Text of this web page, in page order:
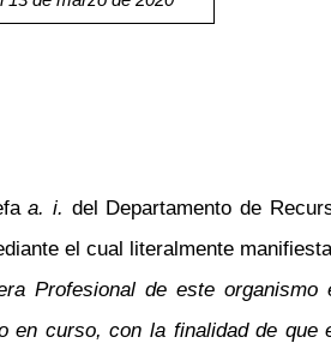
a. i. del Departamento de
el cual literalmente
Profesional de este
en curso, con la finalidad de